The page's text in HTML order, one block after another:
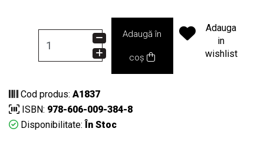
Adaugă în
coș
Adauga
in
wishlist
Cod produs: A1837
ISBN: 978-606-009-384-8
Disponibilitate: În Stoc